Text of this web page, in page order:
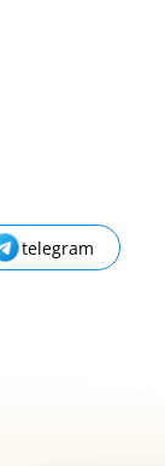
telegram